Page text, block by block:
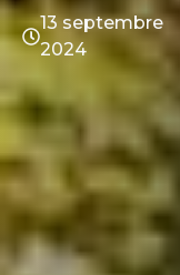
13 septembre
2024